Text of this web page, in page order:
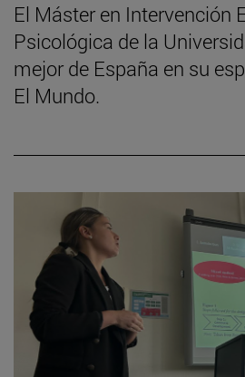
El Máster en Intervención
Psicológica de la
mejor de España en su
El Mundo.